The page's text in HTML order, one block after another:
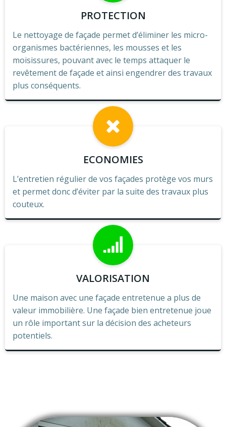
PROTECTION
Le nettoyage de façade permet d’éliminer les micro-
organismes bactériennes, les mousses et les
moisissures, pouvant avec le temps attaquer le
revêtement de façade et ainsi engendrer des travaux
plus conséquents.
ECONOMIES
L’entretien régulier de vos façades protège vos murs
et permet donc d’éviter par la suite des travaux plus
couteux.
VALORISATION
Une maison avec une façade entretenue a plus de
valeur immobilière. Une façade bien entretenue joue
un rôle important sur la décision des acheteurs
potentiels.